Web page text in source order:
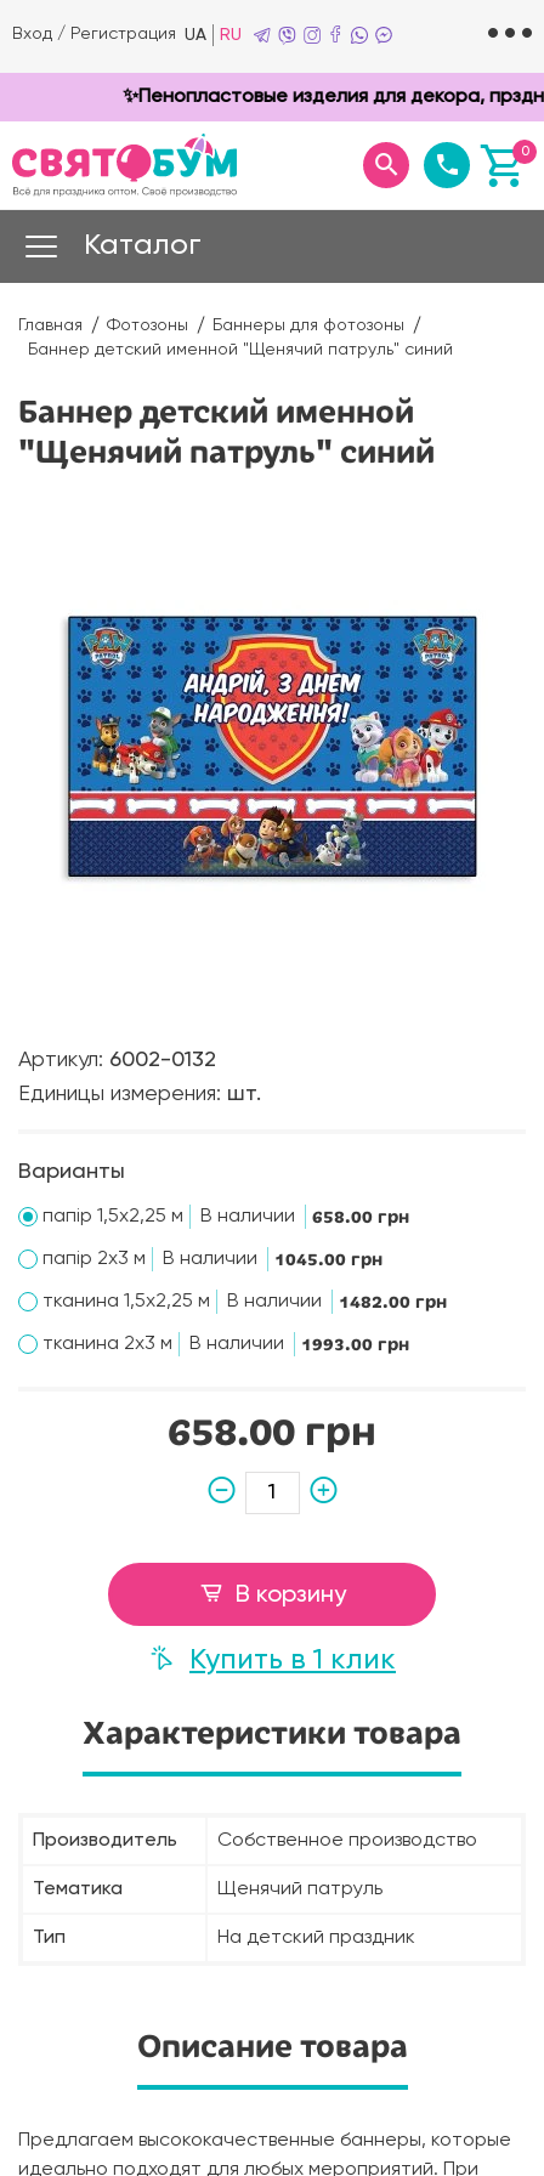
Вход / Регистрация UA RU
✨Пенопластовые изделия для декора,
0
Каталог
Главная Фотозоны
Баннеры для фотозоны
Баннер детский именной "Щенячий патруль" синий
Баннер детский именной
"Щенячий патруль" синий
Артикул: 6002-0132
Единицы измерения: шт.
Варианты
папір 1,5х2,25 м В наличии 658.00 грн
папір 2х3 м В наличии 1045.00 грн
тканина 1,5х2,25 м В наличии 1482.00 грн
тканина 2х3 м В наличии 1993.00 грн
658.00 грн
В корзину
Купить в 1 клик
Характеристики товара
Производитель Собственное производство
Тематика Щенячий патруль
Тип На детский праздник
Описание товара
Предлагаем высококачественные баннеры, которые
идеально подходят для любых мероприятий. При